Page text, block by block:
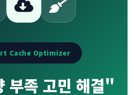
Cache Optimizer
부족 고민 해결"